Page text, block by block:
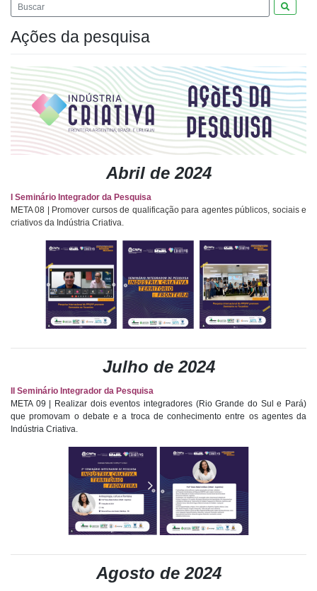
Ações da pesquisa
Abril de 2024
I Seminário Integrador da Pesquisa
META 08 | Promover cursos de qualificação para agentes públicos, sociais e
criativos da Indústria Criativa.
Julho de 2024
II Seminário Integrador da Pesquisa
META 09 | Realizar dois eventos integradores (Rio Grande do Sul e Pará)
que promovam o debate e a troca de conhecimento entre os agentes da
Indústria Criativa.
Agosto de 2024